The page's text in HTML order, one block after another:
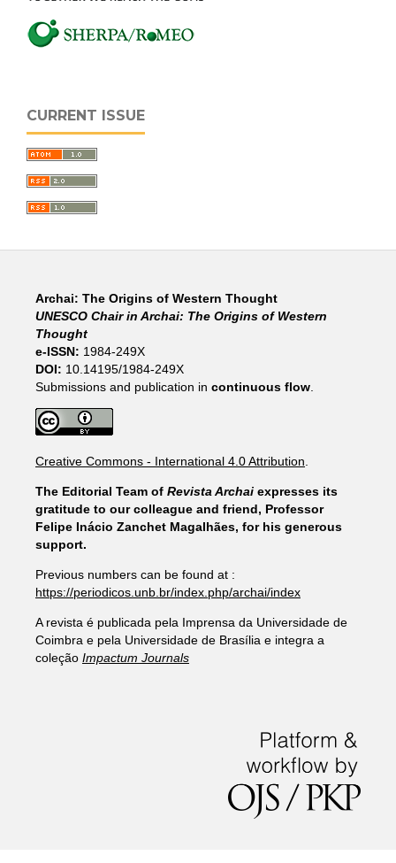
CURRENT ISSUE
Archai: The Origins of Western Thought
UNESCO Chair in Archai: The Origins of Western
Thought
e-ISSN: 1984-249X
DOI: 10.14195/1984-249X
Submissions and publication in continuous flow.
Creative Commons - International 4.0 Attribution
The Editorial Team of Revista Archaiexpresses its
gratitude to our colleague and friend, Professor
Felipe Inácio Zanchet Magalhães, for his generous
support.
Previous numbers can be found at :
https://periodicos.unb.br/index.php/archai/index
A revista é publicada pela Imprensa da Universidade de
Coimbra e pela Universidade de Brasília e integra a
coleção Impactum Journals